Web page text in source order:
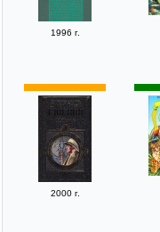
1996 г.
2000 г.